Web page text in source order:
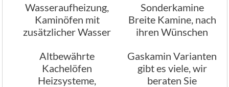
Wasseraufheizung,
Kaminöfen mit
zusätzlicher Wasser
Sonderkamine
Breite Kamine, nach
ihren Wünschen
Altbewährte
Kachelöfen
Heizsysteme,
Gaskamin Varianten
gibt es viele, wir
beraten Sie